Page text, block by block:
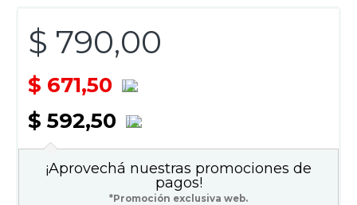
$ 790,00
$ 671,50
$ 592,50
¡Aprovechá nuestras promociones de
pagos!
*Promoción exclusiva web.